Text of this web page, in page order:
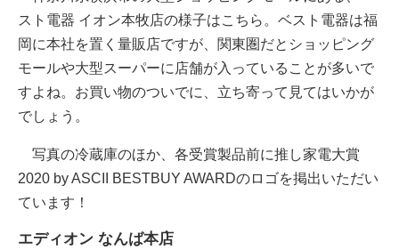
スト電器 イオン本牧店の様子はこちら。ベスト電器は福
岡に本社を置く量販店ですが、関東圏だとショッピング
モールや大型スーパーに店舗が入っていることが多いで
すよね。お買い物のついでに、立ち寄って見てはいかが
でしょう。
写真の冷蔵庫のほか、各受賞製品前に推し家電大賞
2020 by ASCII BESTBUY AWARDのロゴを掲出いただい
ています！
エディオン なんば本店